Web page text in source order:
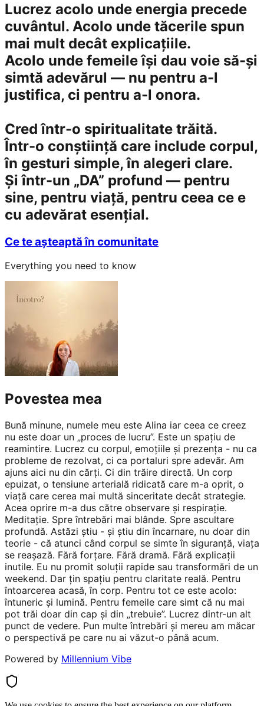
Lucrez acolo unde energia precede
cuvântul. Acolo unde tăcerile spun
mai mult decât explicațiile.
Acolo unde femeile își dau voie să-și
simtă adevărul — nu pentru a-l
justifica, ci pentru a-l onora.
Cred într-o spiritualitate trăită.
Într-o conștiință care include corpul,
în gesturi simple, în alegeri clare.
Și într-un „DA” profund — pentru
sine, pentru viață, pentru ceea ce e
cu adevărat esențial.
Ce te așteaptă în comunitate
Everything you need to know
Povestea mea
Bună minune, numele meu este Alina iar ceea ce creez
nu este doar un „proces de lucru”. Este un spațiu de
reamintire. Lucrez cu corpul, emoțiile și prezența - nu ca
probleme de rezolvat, ci ca portaluri spre adevăr. Am
ajuns aici nu din cărți. Ci din trăire directă. Un corp
epuizat, o tensiune arterială ridicată care m-a oprit, o
viață care cerea mai multă sinceritate decât strategie.
Acea oprire m-a dus către observare și respirație.
Meditație. Spre întrebări mai blânde. Spre ascultare
profundă. Astăzi știu - și știu din încarnare, nu doar din
teorie - că atunci când corpul se simte în siguranță, viața
se reașază. Fără forțare. Fără dramă. Fără explicații
inutile. Eu nu promit soluții rapide sau transformări de un
weekend. Dar țin spațiu pentru claritate reală. Pentru
întoarcerea acasă, în corp. Pentru tot ce este acolo:
întuneric și lumină. Pentru femeile care simt că nu mai
pot trăi doar din cap și din „trebuie”. Lucrez dintr-un alt
punct de vedere. Pun multe întrebări și mereu am măcar
o perspectivă pe care nu ai văzut-o până acum.
Powered by Millennium Vibe